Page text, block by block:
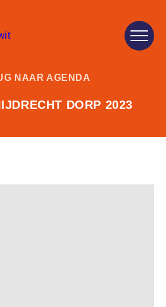
NAAR AGENDA
DORP 2023